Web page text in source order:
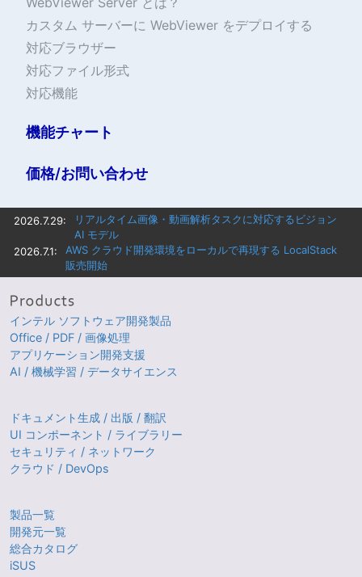
カスタム サーバーに WebViewer をデプロイする
対応ブラウザー
対応ファイル形式
対応機能
機能チャート
価格/お問い合わせ
2026.7.29:
リアルタイム画像・動画解析タスクに対応するビジョン
AI モデル
2026.7.1:
AWS クラウド開発環境をローカルで再現する LocalStack
販売開始
インテル ソフトウェア開発製品
Office / PDF / 画像処理
アプリケーション開発支援
AI / 機械学習 / データサイエンス
ドキュメント生成 / 出版 / 翻訳
UI コンポーネント / ライブラリー
セキュリティ / ネットワーク
クラウド / DevOps
製品一覧
開発元一覧
総合カタログ
iSUS